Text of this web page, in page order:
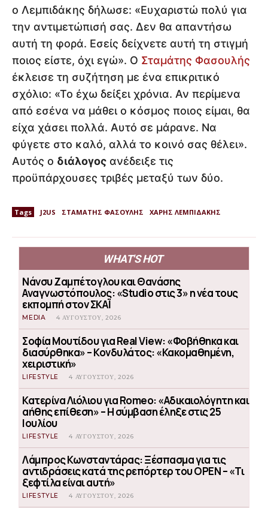
ο Λεμπιδάκης δήλωσε: «Ευχαριστώ πολύ για
την αντιμετώπισή σας. Δεν θα απαντήσω
αυτή τη φορά. Εσείς δείχνετε αυτή τη στιγμή
ποιος είστε, όχι εγώ». Ο Σταμάτης Φασουλής
έκλεισε τη συζήτηση με ένα επικριτικό
σχόλιο: «Το έχω δείξει χρόνια. Αν περίμενα
από εσένα να μάθει ο κόσμος ποιος είμαι, θα
είχα χάσει πολλά. Αυτό σε μάρανε. Να
φύγετε στο καλό, αλλά το κοινό σας θέλει».
Αυτός ο διάλογος ανέδειξε τις
προϋπάρχουσες τριβές μεταξύ των δύο.
Tags J2US ΣΤΑΜΑΤΗΣ ΦΑΣΟΥΛΗΣ ΧΑΡΗΣ ΛΕΜΠΙΔΑΚΗΣ
WHAT'S HOT
Νάνσυ Ζαμπέτογλου και Θανάσης
Αναγνωστόπουλος: «Studio στις 3» η νέα τους
εκπομπή στον ΣΚΑΪ
MEDIA 4 ΑΥΓΟΎΣΤΟΥ, 2026
Σοφία Μουτίδου για Real View: «Φοβήθηκα και
διασύρθηκα» – Κονδυλάτος: «Κακομαθημένη,
χειριστική»
LIFESTYLE 4 ΑΥΓΟΎΣΤΟΥ, 2026
Κατερίνα Λιόλιου για Romeo: «Αδικαιολόγητη και
αήθης επίθεση» – Η σύμβαση έληξε στις 25
Ιουλίου
LIFESTYLE 4 ΑΥΓΟΎΣΤΟΥ, 2026
Λάμπρος Κωνσταντάρας: Ξέσπασμα για τις
αντιδράσεις κατά της ρεπόρτερ του OPEN – «Τι
ξεφτίλα είναι αυτή»
LIFESTYLE 4 ΑΥΓΟΎΣΤΟΥ, 2026